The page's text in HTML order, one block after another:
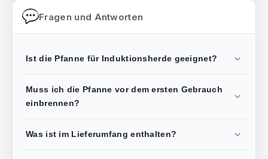
Fragen und Antworten
Ist die Pfanne für Induktionsherde geeignet?
Muss ich die Pfanne vor dem ersten Gebrauch
einbrennen?
Was ist im Lieferumfang enthalten?